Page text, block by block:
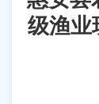
级渔业